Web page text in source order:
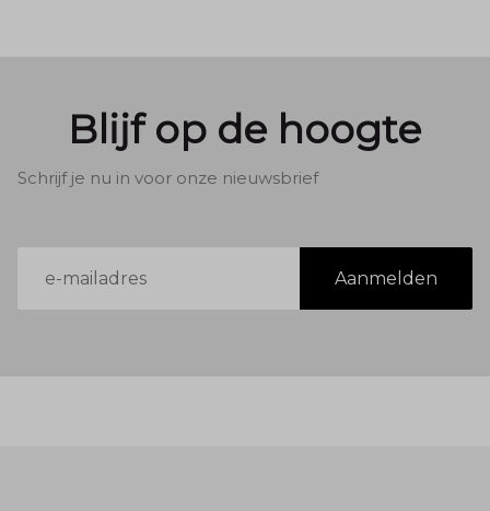
Blijf op de hoogte
Schrijf je nu in voor onze nieuwsbrief
mailadres
Aanmelden